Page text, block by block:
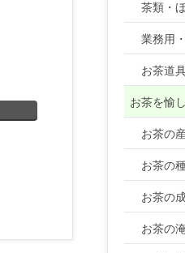
茶類・
業務用
お茶道
お茶を愉
お茶の
お茶の
お茶の
お茶の